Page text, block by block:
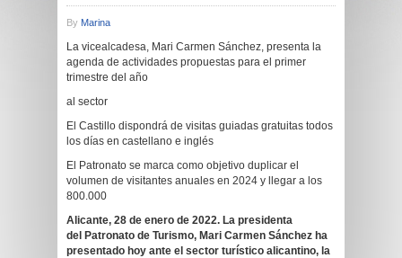
By Marina
La vicealcadesa, Mari Carmen Sánchez, presenta la
agenda de actividades propuestas para el primer
trimestre del año
al sector
El Castillo dispondrá de visitas guiadas gratuitas todos
los días en castellano e inglés
El Patronato se marca como objetivo duplicar el
volumen de visitantes anuales en 2024 y llegar a los
800.000
Alicante, 28 de enero de 2022. La presidenta
del Patronato de Turismo, Mari Carmen Sánchez ha
presentado hoy ante el sector turístico alicantino, la